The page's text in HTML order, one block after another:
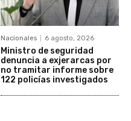
Nacionales 6 agosto, 2026
Ministro de seguridad
denuncia a exjerarcas por
no tramitar informe sobre
122 policías investigados